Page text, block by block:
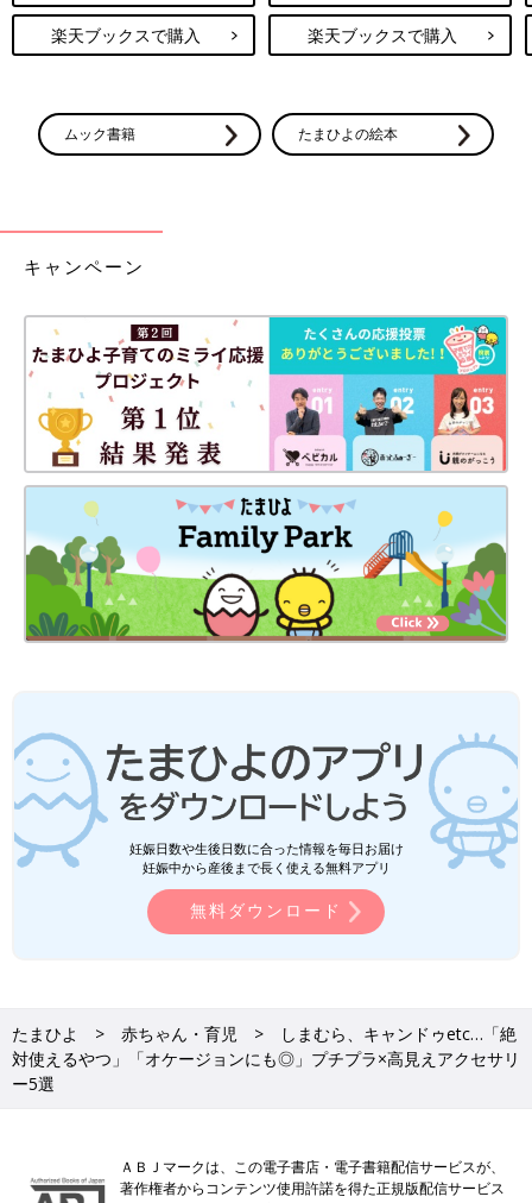
楽天ブックスで購入 楽天ブックスで購入
ムック書籍 たまひよの絵本
キャンペーン
妊娠日数や生後日数に合った情報を毎日お届け
妊娠中から産後まで長く使える無料アプリ
無料ダウンロード
たまひよ 赤ちゃん・育児
しまむら、キャンドゥetc…「絶
対使えるやつ」「オケージョンにも◎」プチプラ×高見えアクセサリ
ー5選
ＡＢＪマークは、この電子書店・電子書籍配信サービスが、
著作権者からコンテンツ使用許諾を得た正規版配信サービス